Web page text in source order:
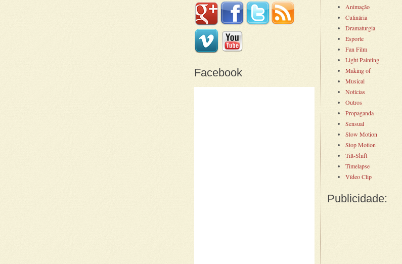
Facebook
Animação
Culinária
Dramaturgia
Esporte
Fan Film
Light Painting
Making of
Musical
Notícias
Outros
Propaganda
Sensual
Slow Motion
Stop Motion
Tilt-Shift
Timelapse
Vídeo Clip
Publicidade: